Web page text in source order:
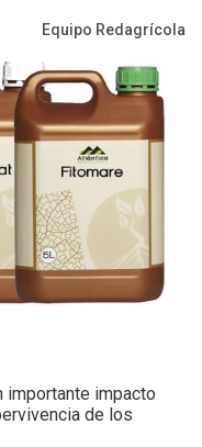
Equipo Redagrícola
importante impacto
de los